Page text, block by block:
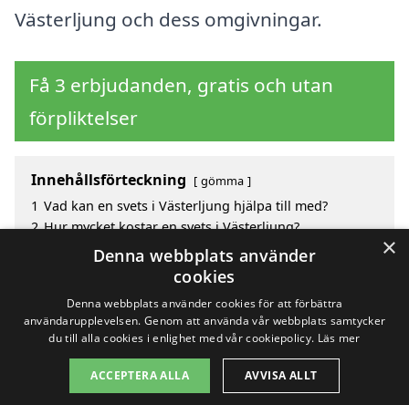
Västerljung och dess omgivningar.
Få 3 erbjudanden, gratis och utan
förpliktelser
Innehållsförteckning gömma
1 Vad kan en svets i Västerljung hjälpa till med?
2 Hur mycket kostar en svets i Västerljung?
Fördelar med att välja svets i Västerljung
Sök efter en skicklig svets i de omgivande städerna
Copyright 2026 - Pilanto Aps
Om / kontakt Blogg Webbplatskarta Villkor
×
Denna webbplats använder
cookies
Denna webbplats använder cookies för att förbättra
användarupplevelsen. Genom att använda vår webbplats samtycker
du till alla cookies i enlighet med vår cookiepolicy. Läs mer
ACCEPTERA ALLA AVVISA ALLT